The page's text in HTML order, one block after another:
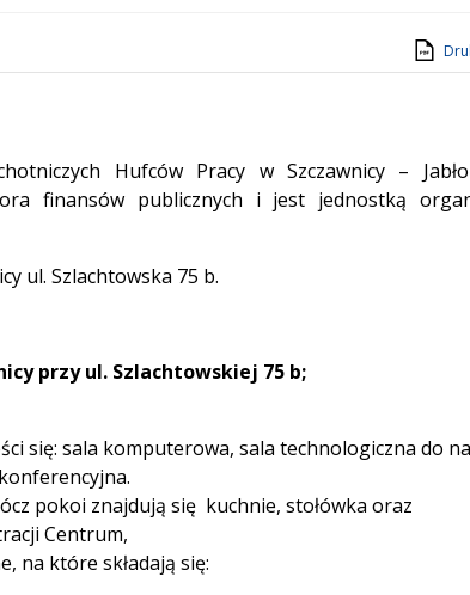
Hufców Pracy w Szczawnicy –
finansów publicznych i jest jednostką
ul. Szlachtowska 75 b.
przy ul. Szlachtowskiej 75 b;
się: sala komputerowa, sala technologiczna do
pokoi znajdują się kuchnie, stołówka oraz
Centrum,
na które składają się: